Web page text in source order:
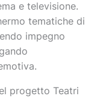
e televisione.
tematiche di
impegno
progetto Teatri